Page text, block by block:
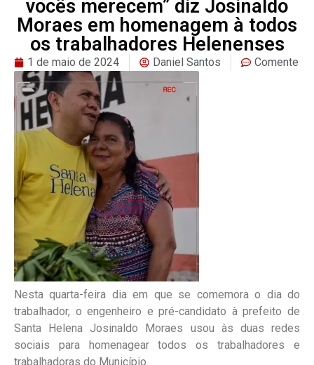
vocês merecem” diz Josinaldo
Moraes em homenagem à todos
os trabalhadores Helenenses
1 de maio de 2024 Daniel Santos Comente
Nesta quarta-feira dia em que se comemora o dia do
trabalhador, o engenheiro e pré-candidato à prefeito de
Santa Helena Josinaldo Moraes usou às duas redes
sociais para homenagear todos os trabalhadores e
trabalhadoras do Município.